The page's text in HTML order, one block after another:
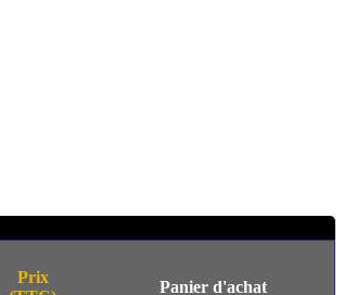
Prix
Panier d'achat